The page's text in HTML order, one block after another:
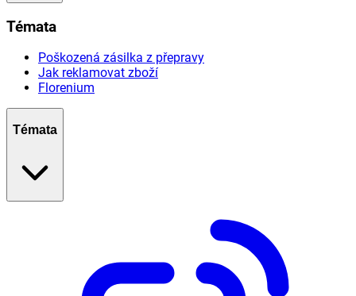
Témata
Poškozená zásilka z přepravy
Jak reklamovat zboží
Florenium
Témata